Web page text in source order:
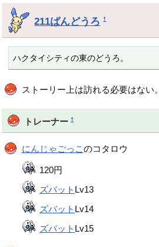
211ばんどうろ †
ハクタイシティの東のどうろ。
ストーリー上は訪れる必要はない。
トレーナー †
にんじゃごっこ のコタロウ
120円
ズバット Lv13
ズバット Lv14
ズバット Lv15